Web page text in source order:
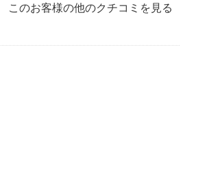
このお客様の他のクチコミを見る